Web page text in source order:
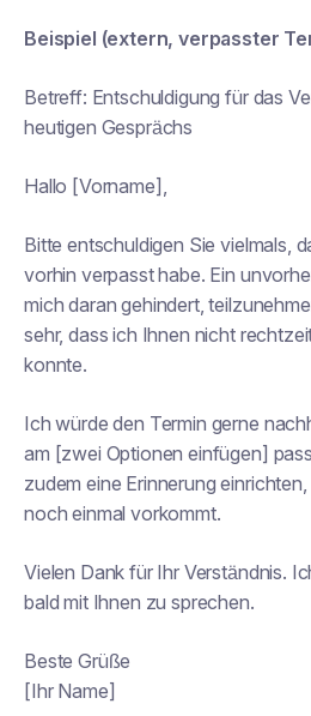
Beispiel (extern, verpasster
Betreff: Entschuldigung für das
heutigen Gesprächs
Hallo [Vorname],
Bitte entschuldigen Sie vielmals,
vorhin verpasst habe. Ein
mich daran gehindert,
sehr, dass ich Ihnen nicht
konnte.
Ich würde den Termin gerne
am [zwei Optionen einfügen]
zudem eine Erinnerung
noch einmal vorkommt.
Vielen Dank für Ihr Verständnis.
bald mit Ihnen zu sprechen.
Beste Grüße
[Ihr Name]